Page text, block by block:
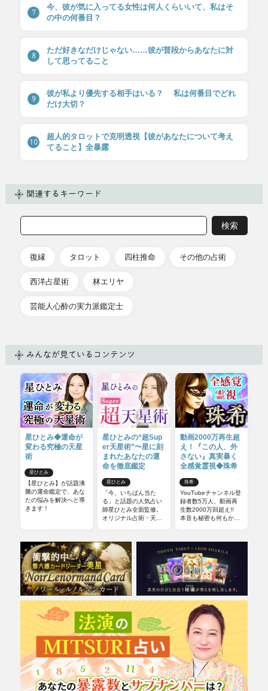
7
今、彼が気に入ってる女性は何人くらいいて、私はそ
の中の何番目？
8
ただ好きなだけじゃない……彼が普段からあなたに対
して思ってること
9
彼が私より優先する相手はいる？ 私は何番目でどれ
だけ大切？
10
超人的タロットで克明透視【彼があなたについて考え
てること】全暴露
関連するキーワード
復縁 タロット 四柱推命 その他の占術
西洋占星術 林エリヤ
芸能人心酔の実力派鑑定士
みんなが見ているコンテンツ
星ひとみ◆運命が
変わる究極の天星
術
星ひとみ
【星ひとみ】が話題沸
騰の運命鑑定で、あな
たの悩みを解決へと導
きます！
星ひとみの“超Sup
er天星術”〜星に刻
まれたあなたの運
命を徹底鑑定
星ひとみ
「今、いちばん当た
る」と話題の人気占い
師星ひとみ全面監修。
オリジナル占術・天星
星術が登場！ TV番組
でも話題の『◯◯の
星』やプライベートな
面を見る『裏天星』
他、複数の観点から占
う詳細な天星術を再
現！
動画2000万再生超
え！『この人、外
さない』真実暴く
全感覚霊視◆珠希
珠希
YouTubeチャンネル登
録者数5万人、動画再
生数2000万回超え!!
本音も秘密も何もか
いてしまう全感覚霊視
をご体感下さい。